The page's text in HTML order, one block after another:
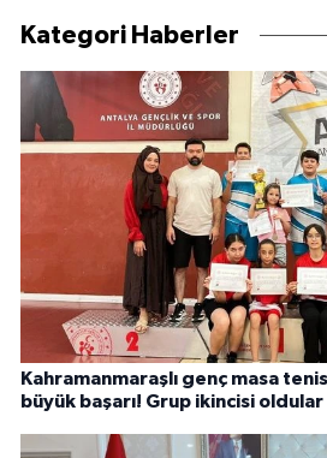
Kategori Haberler
Kahramanmaraşlı genç masa
büyük başarı! Grup ikincisi oldular